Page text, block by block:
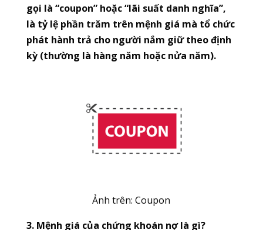
gọi là “coupon” hoặc “lãi suất danh nghĩa”,
là tỷ lệ phần trăm trên mệnh giá mà tổ chức
phát hành trả cho người nắm giữ theo định
kỳ (thường là hàng năm hoặc nửa năm).
Ảnh trên: Coupon
3. Mệnh giá của chứng khoán nợ là gì?